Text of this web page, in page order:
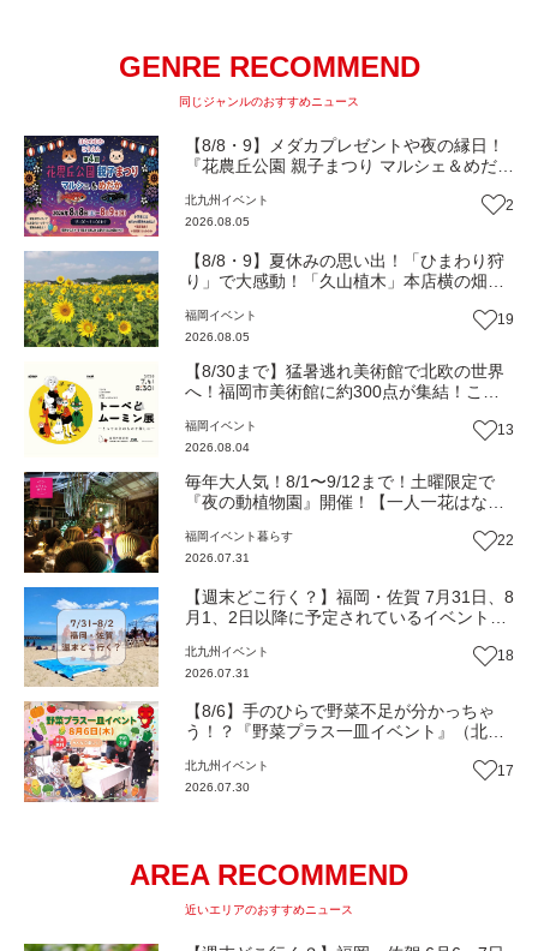
GENRE RECOMMEND
同じジャンルのおすすめニュース
【8/8・9】メダカプレゼントや夜の縁日！
『花農丘公園 親子まつり マルシェ＆めだ
北九州 イベント
2026.08.05
2
【8/8・9】夏休みの思い出！「ひまわり狩
り」で大感動！「久山植木」本店横の畑で
福岡 イベント
2026.08.05
19
【8/30まで】猛暑逃れ美術館で北欧の世界
へ！福岡市美術館に約300点が集結！この
ーベとムーミン展』【イベント】
福岡 イベント
2026.08.04
13
毎年大人気！8/1〜9/12まで！土曜限定で
『夜の動植物園』開催！【一人一花はなき
福岡 イベント暮らす
2026.07.31
22
【週末どこ行く？】福岡・佐賀 7月31日、8
月1、2日以降に予定されているイベントま
北九州 イベント
2026.07.31
18
【8/6】手のひらで野菜不足が分かっちゃ
う！？『野菜プラス一皿イベント』（北九
北九州 イベント
2026.07.30
17
AREA RECOMMEND
近いエリアのおすすめニュース